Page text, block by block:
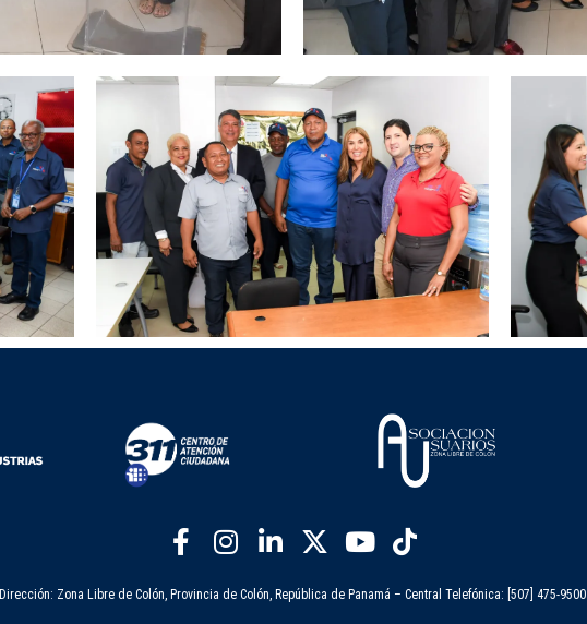
Dirección: Zona Libre de Colón, Provincia de Colón, República de Panamá – Central Telefónica: [507] 475-9500